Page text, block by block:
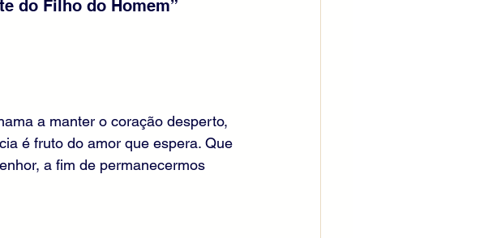
do Filho do Homem”
a manter o coração desperto,
é fruto do amor que espera. Que
a fim de permanecermos